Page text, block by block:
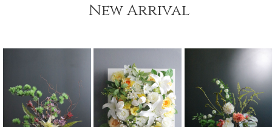
New Arrival